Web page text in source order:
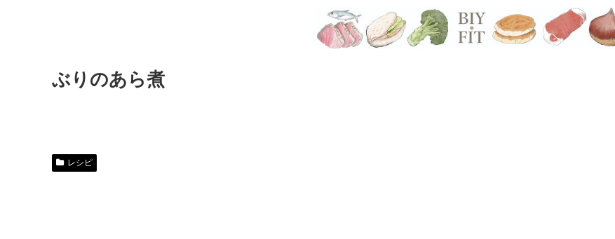
ぶりのあら煮
レシピ